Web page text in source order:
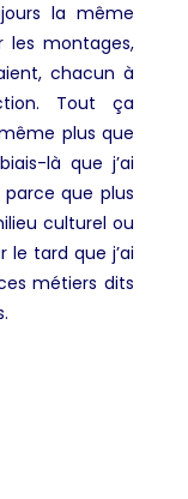
la même
les montages,
chacun à
Tout ça
plus que
là que j’ai
que plus
culturel ou
le tard que j’ai
métiers dits